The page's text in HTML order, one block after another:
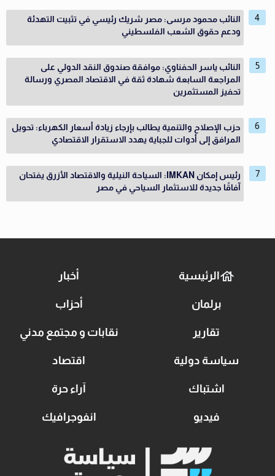
النائب محمود مرسى: مصر شريك رئيسي في تثبيت التهدئة
ودعم حقوق الشعب الفلسطيني
النائب ياسر الحفناوي: موافقة صندوق النقد الدولي على
المراجعة السابعة شهادة ثقة في الاقتصاد المصري ورسالة
تحفيز المستثمرين
حزب الإصلاح والتنمية يطالب بإرجاء زيادة أسعار الكهرباء: تحويل
المرافق إلى أدوات للجباية يهدد الاستقرار الاقتصادي
رئيس إمكان IMKAN: السياحة النيلية والاقتصاد الأزرق يفتحان
آفاقًا جديدة للاستثمار السياحي في مصر
الرئيسية أخبار
برلمان أحزاب
تقارير نقابات و مجتمع مدني
سياسة دولية اقتصاد
اشتباك آراء حرة
فيديو انفوجرافيك